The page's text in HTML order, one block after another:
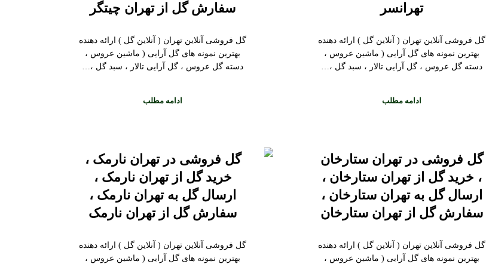
تهرانسر
گل فروشی آنلاین تهران ( آنلاین گل ) ارائه دهنده
بهترین نمونه های گل آرایی ( ماشین عروس ،
دسته گل عروس ، گل آرایی تالار ، سبد گل ،…
ادامه مطلب
سفارش گل از تهران چیتگر
گل فروشی آنلاین تهران ( آنلاین گل ) ارائه دهنده
بهترین نمونه های گل آرایی ( ماشین عروس ،
دسته گل عروس ، گل آرایی تالار ، سبد گل ،…
ادامه مطلب
گل فروشی در تهران ستارخان
، خرید گل از تهران ستارخان ،
ارسال گل به تهران ستارخان ،
سفارش گل از تهران ستارخان
گل فروشی آنلاین تهران ( آنلاین گل ) ارائه دهنده
بهترین نمونه های گل آرایی ( ماشین عروس ،
گل فروشی در تهران نارمک ،
خرید گل از تهران نارمک ،
ارسال گل به تهران نارمک ،
سفارش گل از تهران نارمک
گل فروشی آنلاین تهران ( آنلاین گل ) ارائه دهنده
بهترین نمونه های گل آرایی ( ماشین عروس ،